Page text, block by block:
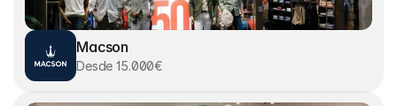
Macson
Desde 15.000€